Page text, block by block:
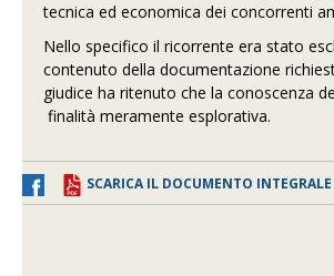
tecnica ed economica dei concorrenti
Nello specifico il ricorrente era stato
contenuto della documentazione
giudice ha ritenuto che la conoscenza
finalità meramente esplorativa.
SCARICA IL DOCUMENTO INTEGRALE